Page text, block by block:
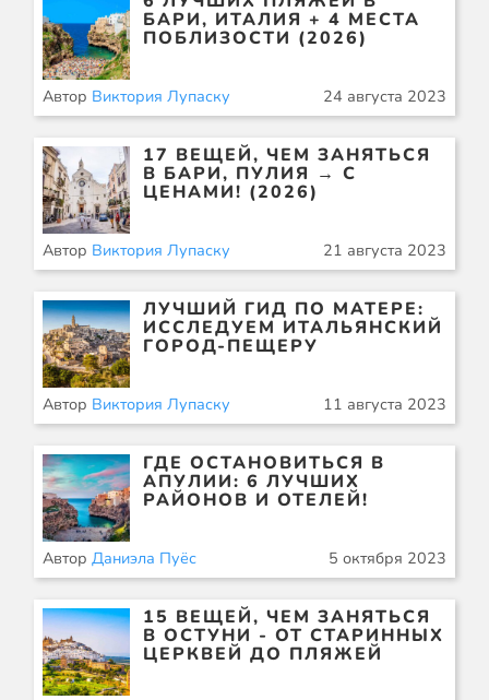
БАРИ, ИТАЛИЯ + 4 МЕСТА
ПОБЛИЗОСТИ (2026)
Автор Виктория Лупаску 24 августа 2023
17 ВЕЩЕЙ, ЧЕМ ЗАНЯТЬСЯ
В БАРИ, ПУЛИЯ → С
ЦЕНАМИ! (2026)
Автор Виктория Лупаску 21 августа 2023
ЛУЧШИЙ ГИД ПО МАТЕРЕ:
ИССЛЕДУЕМ ИТАЛЬЯНСКИЙ
ГОРОД-ПЕЩЕРУ
Автор Виктория Лупаску 11 августа 2023
ГДЕ ОСТАНОВИТЬСЯ В
АПУЛИИ: 6 ЛУЧШИХ
РАЙОНОВ И ОТЕЛЕЙ!
Автор Даниэла Пуёс 5 октября 2023
15 ВЕЩЕЙ, ЧЕМ ЗАНЯТЬСЯ
В ОСТУНИ - ОТ СТАРИННЫХ
ЦЕРКВЕЙ ДО ПЛЯЖЕЙ